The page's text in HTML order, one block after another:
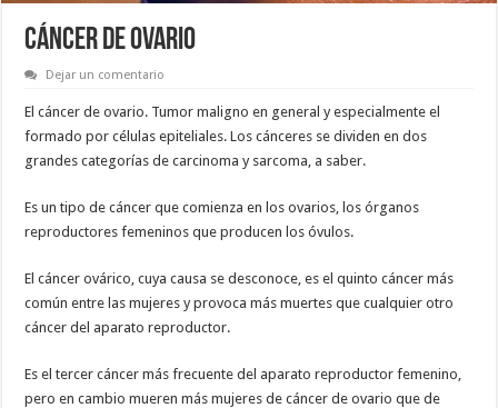
CÁNCER DE OVARIO
Dejar un comentario
El cáncer de ovario. Tumor maligno en general y especialmente el
formado por células epiteliales. Los cánceres se dividen en dos
grandes categorías de carcinoma y sarcoma, a saber.
Es un tipo de cáncer que comienza en los ovarios, los órganos
reproductores femeninos que producen los óvulos.
El cáncer ovárico, cuya causa se desconoce, es el quinto cáncer más
común entre las mujeres y provoca más muertes que cualquier otro
cáncer del aparato reproductor.
Es el tercer cáncer más frecuente del aparato reproductor femenino,
pero en cambio mueren más mujeres de cáncer de ovario que de